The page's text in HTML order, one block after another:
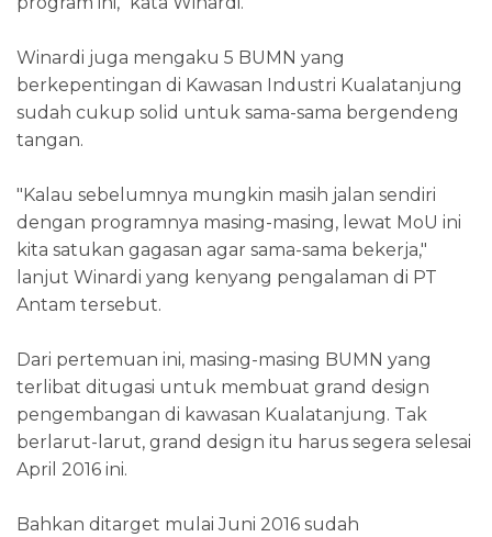
Winardi juga mengaku 5 BUMN yang
berkepentingan di Kawasan Industri Kualatanjung
sudah cukup solid untuk sama-sama bergendeng
tangan.
"Kalau sebelumnya mungkin masih jalan sendiri
dengan programnya masing-masing, lewat MoU ini
kita satukan gagasan agar sama-sama bekerja,"
lanjut Winardi yang kenyang pengalaman di PT
Antam tersebut.
Dari pertemuan ini, masing-masing BUMN yang
terlibat ditugasi untuk membuat grand design
pengembangan di kawasan Kualatanjung. Tak
berlarut-larut, grand design itu harus segera selesai
April 2016 ini.
Bahkan ditarget mulai Juni 2016 sudah